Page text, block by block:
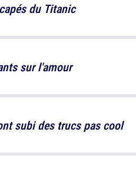
du Titanic
sur l'amour
subi des trucs pas cool